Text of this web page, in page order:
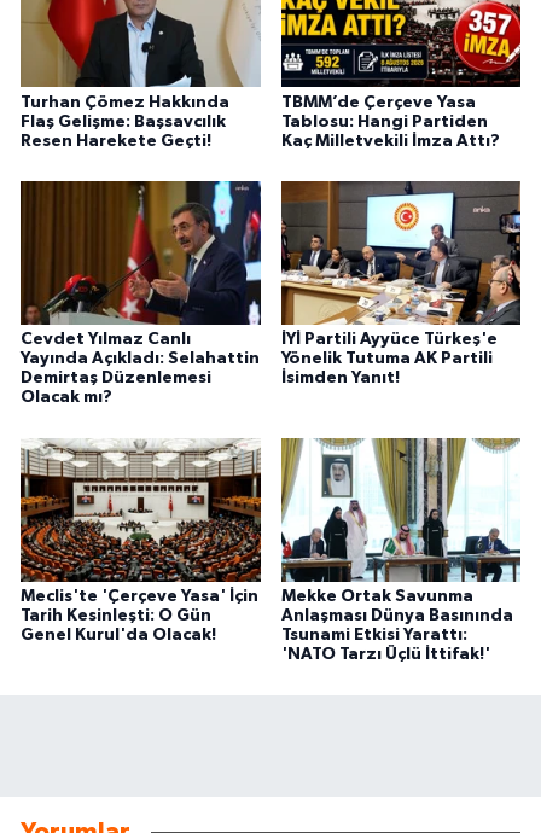
Turhan Çömez Hakkında
Flaş Gelişme: Başsavcılık
Resen Harekete Geçti!
TBMM’de Çerçeve Yasa
Tablosu: Hangi Partiden
Kaç Milletvekili İmza Attı?
Cevdet Yılmaz Canlı
Yayında Açıkladı: Selahattin
Demirtaş Düzenlemesi
Olacak mı?
İYİ Partili Ayyüce Türkeş'e
Yönelik Tutuma AK Partili
İsimden Yanıt!
Meclis'te 'Çerçeve Yasa' İçin
Tarih Kesinleşti: O Gün
Genel Kurul'da Olacak!
Mekke Ortak Savunma
Anlaşması Dünya Basınında
Tsunami Etkisi Yarattı:
'NATO Tarzı Üçlü İttifak!'